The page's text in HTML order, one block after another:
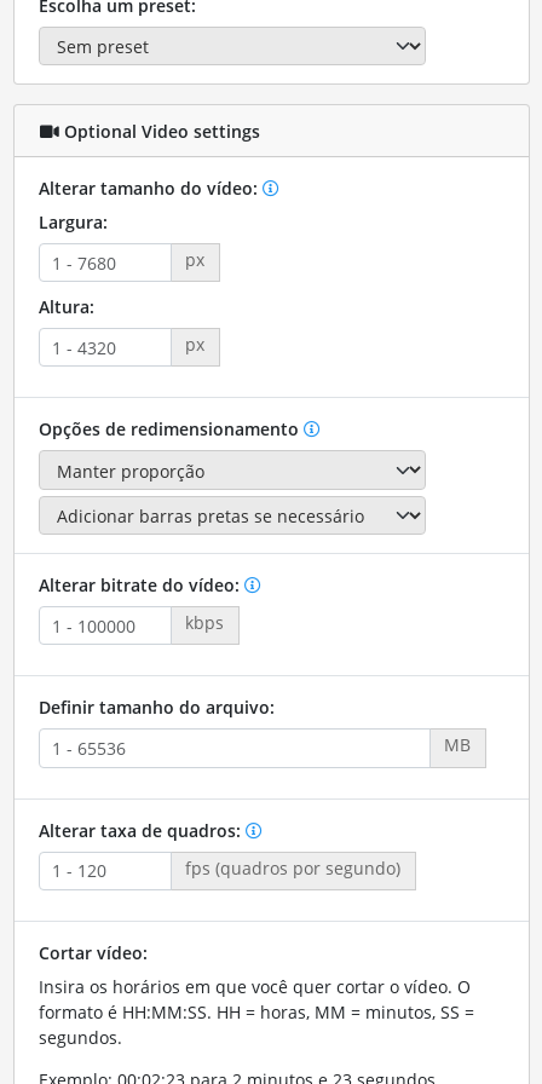
Escolha um preset:
Optional Video settings
Alterar tamanho do vídeo:
Largura:
px
Altura:
px
Opções de redimensionamento
Alterar bitrate do vídeo:
kbps
Definir tamanho do arquivo:
MB
Alterar taxa de quadros:
fps (quadros por segundo)
Cortar vídeo:
Insira os horários em que você quer cortar o vídeo. O
formato é HH:MM:SS. HH = horas, MM = minutos, SS =
segundos.